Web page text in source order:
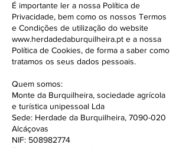
É importante ler a nossa Política de
Privacidade, bem como os nossos Termos
e Condições de utilização do website
www.herdadedaburquilheira.pt e a nossa
Política de Cookies, de forma a saber como
tratamos os seus dados pessoais.
Quem somos:
Monte da Burquilheira, sociedade agrícola
e turística unipessoal Lda
Sede: Herdade da Burquilheira, 7090-020
Alcáçovas
NIF: 508982774